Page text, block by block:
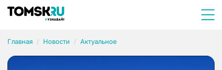
Главная Новости Актуальное